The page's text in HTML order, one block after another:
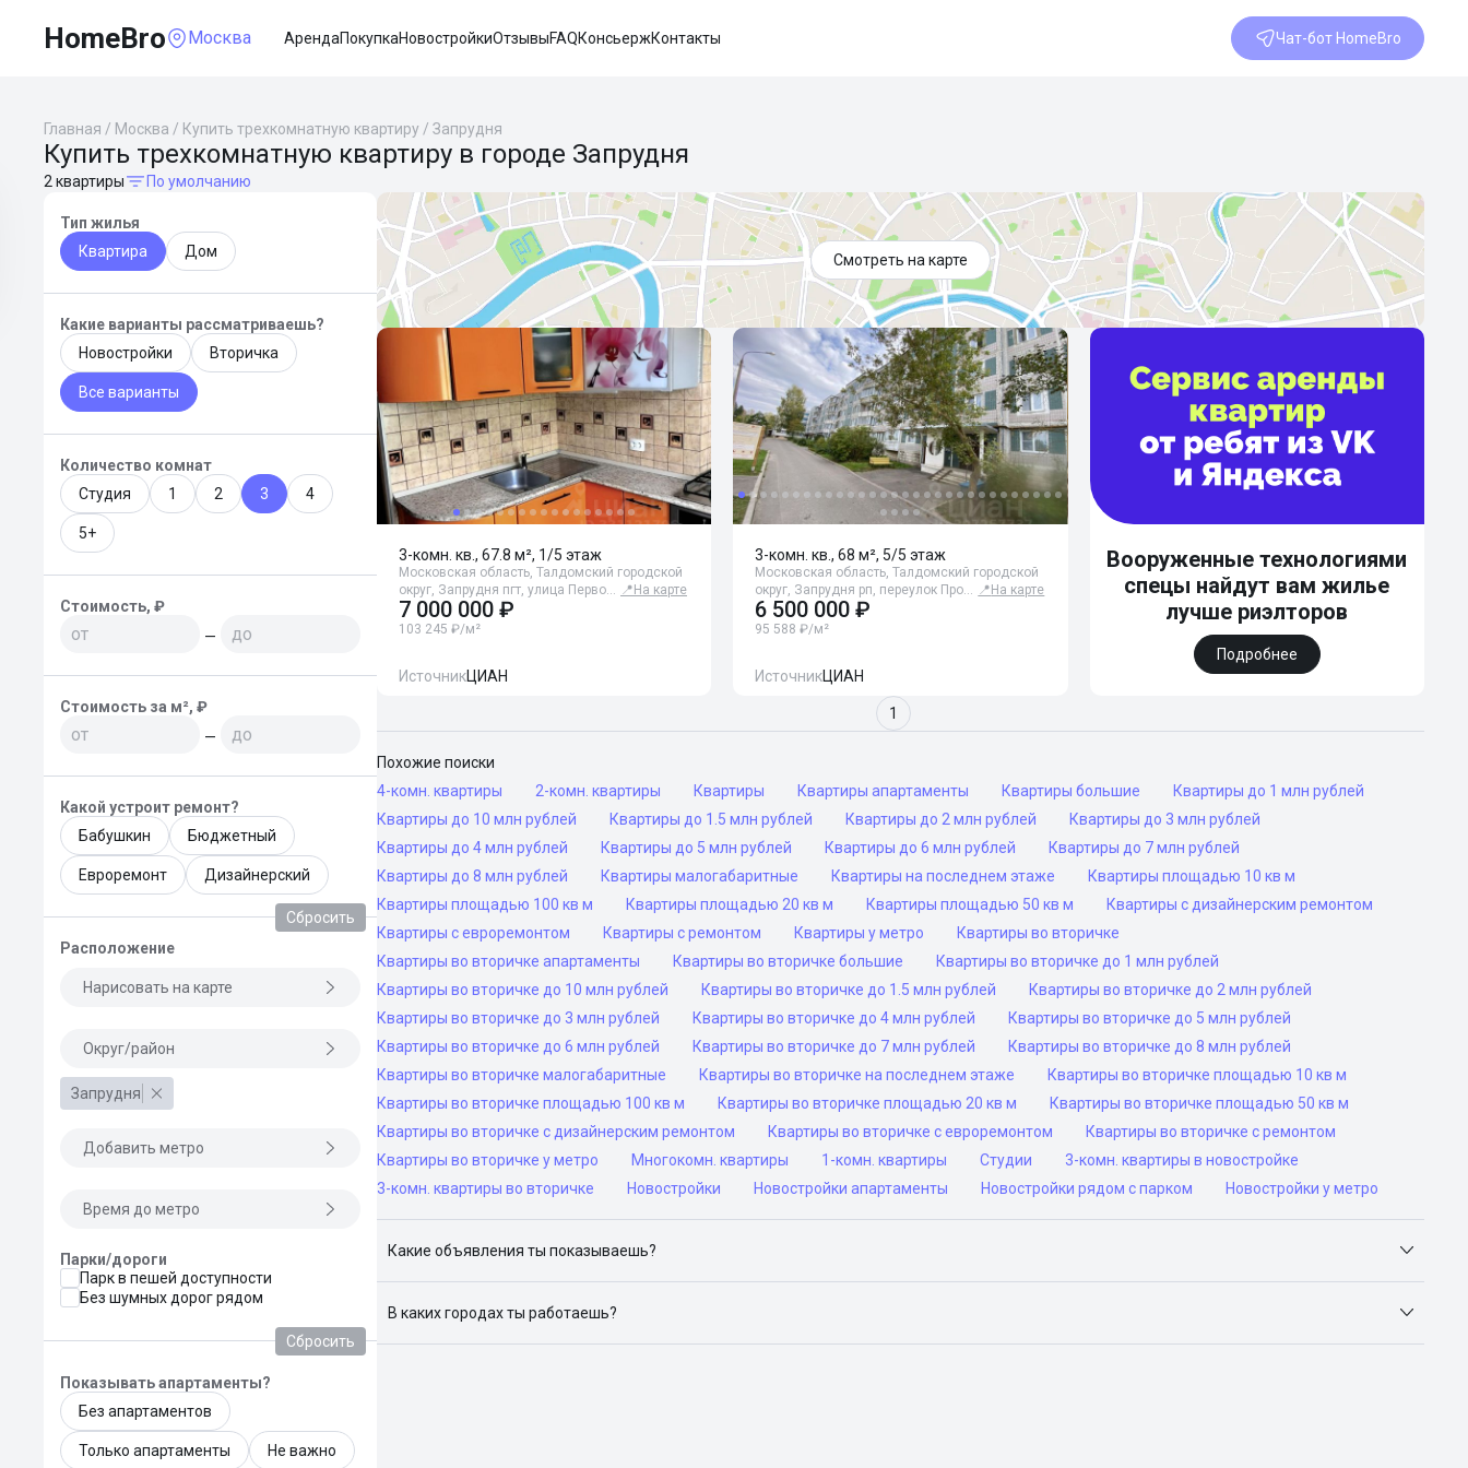
HomeBro Москва АрендаПокупкаНовостройкиОтзывыFAQКонсьержКонтакты Чат-бот HomeBro
Главная / Москва / Купить трехкомнатную квартиру / Запрудня
Купить трехкомнатную квартиру в городе Запрудня
2 квартиры По умолчанию
Тип жилья
Квартира
Дом
Какие варианты рассматриваешь?
Новостройки
Вторичка
Все варианты
Количество комнат
Студия
1 2 3 4
5+
Стоимость, ₽
—
Стоимость за м², ₽
—
Какой устроит ремонт?
Бабушкин
Бюджетный
Евроремонт Дизайнерский
Сбросить
Расположение
Нарисовать на карте
Округ/район
Запрудня
Добавить метро
Время до метро
Парки/дороги
Парк в пешей доступности
Без шумных дорог рядом
Сбросить
Показывать апартаменты?
Без апартаментов
Только апартаменты Не важно
Смотреть на карте
3-комн. кв., 67.8 м², 1/5 этаж
Московская область, Талдомский городской
округ, Запрудня пгт, улица Перво… 📍 На карте
7 000 000 ₽
103 245 ₽/м²
ИсточникЦИАН
3-комн. кв., 68 м², 5/5 этаж
Московская область, Талдомский городской
округ, Запрудня рп, переулок Про… 📍 На карте
6 500 000 ₽
95 588 ₽/м²
ИсточникЦИАН
Вооруженные технологиями
спецы найдут вам жилье
лучше риэлторов
Подробнее
1
Похожие поиски
4-комн. квартиры
2-комн. квартиры Квартиры Квартиры апартаменты Квартиры большие
Квартиры до 1 млн рублей
Квартиры до 10 млн рублей
Квартиры до 1.5 млн рублей Квартиры до 2 млн рублей
Квартиры до 3 млн рублей
Квартиры до 4 млн рублей
Квартиры до 5 млн рублей Квартиры до 6 млн рублей
Квартиры до 7 млн рублей
Квартиры до 8 млн рублей
Квартиры малогабаритные Квартиры на последнем этаже
Квартиры площадью 10 кв м
Квартиры площадью 100 кв м
Квартиры площадью 20 кв м Квартиры площадью 50 кв м
Квартиры с дизайнерским ремонтом
Квартиры с евроремонтом
Квартиры с ремонтом Квартиры у метро
Квартиры во вторичке
Квартиры во вторичке апартаменты
Квартиры во вторичке большие
Квартиры во вторичке до 1 млн рублей
Квартиры во вторичке до 10 млн рублей
Квартиры во вторичке до 1.5 млн рублей
Квартиры во вторичке до 2 млн рублей
Квартиры во вторичке до 3 млн рублей
Квартиры во вторичке до 4 млн рублей
Квартиры во вторичке до 5 млн рублей
Квартиры во вторичке до 6 млн рублей
Квартиры во вторичке до 7 млн рублей
Квартиры во вторичке до 8 млн рублей
Квартиры во вторичке малогабаритные
Квартиры во вторичке на последнем этаже
Квартиры во вторичке площадью 10 кв м
Квартиры во вторичке площадью 100 кв м
Квартиры во вторичке площадью 20 кв м
Квартиры во вторичке площадью 50 кв м
Квартиры во вторичке с дизайнерским ремонтом
Квартиры во вторичке с евроремонтом
Квартиры во вторичке с ремонтом
Квартиры во вторичке у метро
Многокомн. квартиры 1-комн. квартиры Студии
3-комн. квартиры в новостройке
3-комн. квартиры во вторичке
Новостройки Новостройки апартаменты Новостройки рядом с парком Новостройки у метро
Какие объявления ты показываешь?
В каких городах ты работаешь?